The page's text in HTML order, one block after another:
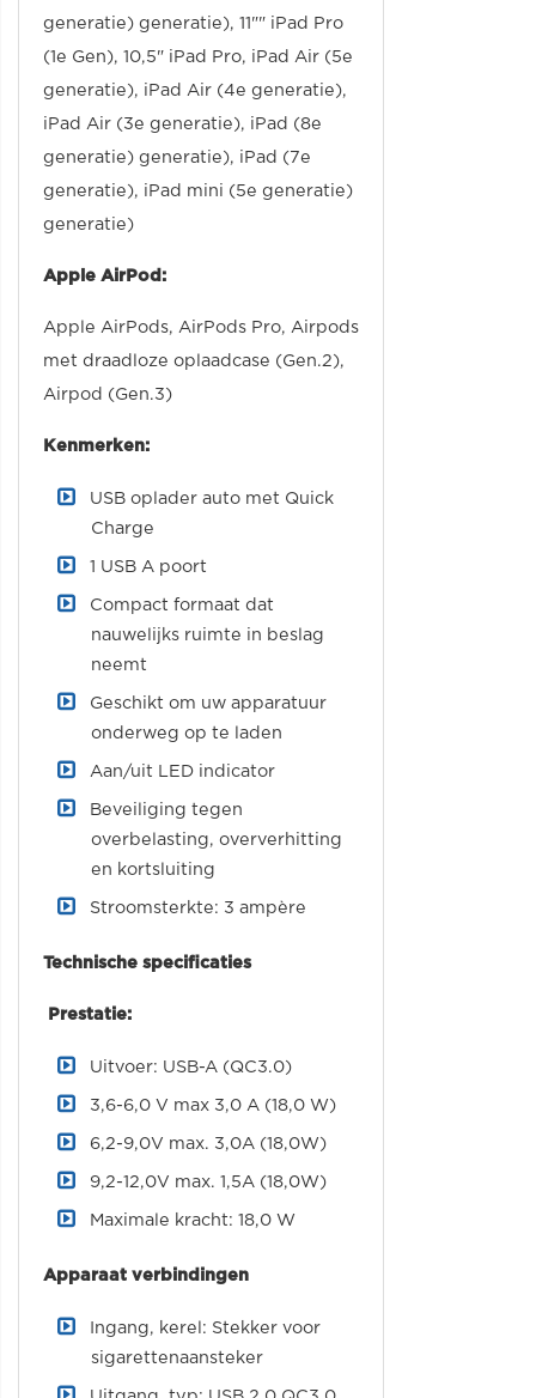
generatie) generatie), 11"" iPad Pro
(1e Gen), 10,5" iPad Pro, iPad Air (5e
generatie), iPad Air (4e generatie),
iPad Air (3e generatie), iPad (8e
generatie) generatie), iPad (7e
generatie), iPad mini (5e generatie)
generatie)
Apple AirPod:
Apple AirPods, AirPods Pro, Airpods
met draadloze oplaadcase (Gen.2),
Airpod (Gen.3)
Kenmerken:
USB oplader auto met Quick
Charge
1 USB A poort
Compact formaat dat
nauwelijks ruimte in beslag
neemt
Geschikt om uw apparatuur
onderweg op te laden
Aan/uit LED indicator
Beveiliging tegen
overbelasting, oververhitting
en kortsluiting
Stroomsterkte: 3 ampère
Technische specificaties
Prestatie:
Uitvoer: USB-A (QC3.0)
3,6-6,0 V max 3,0 A (18,0 W)
6,2-9,0V max. 3,0A (18,0W)
9,2-12,0V max. 1,5A (18,0W)
Maximale kracht: 18,0 W
Apparaat verbindingen
Ingang, kerel: Stekker voor
sigarettenaansteker